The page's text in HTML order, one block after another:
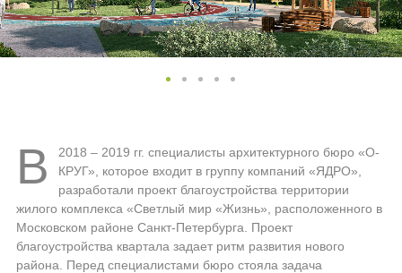
В
2018 – 2019 гг. специалисты архитектурного бюро «О-
КРУГ», которое входит в группу компаний «ЯДРО»,
разработали проект благоустройства территории
жилого комплекса «Светлый мир «Жизнь», расположенного в
Московском районе Санкт-Петербурга. Проект
благоустройства квартала задает ритм развития нового
района. Перед специалистами бюро стояла задача